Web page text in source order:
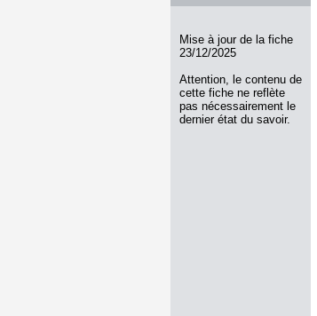
Mise à jour de la fiche
23/12/2025
Attention, le contenu de
cette fiche ne reflète
pas nécessairement le
dernier état du savoir.